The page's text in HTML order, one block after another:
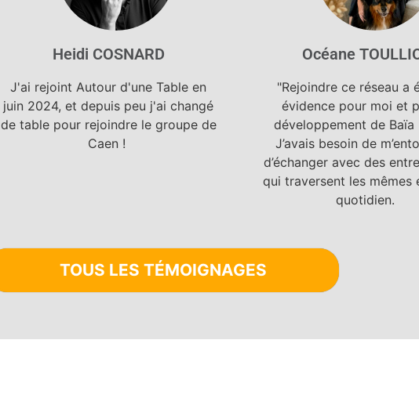
Heidi COSNARD
J'ai rejoint Autour d'une Table en
juin 2024, et depuis peu j'ai changé
de table pour rejoindre le groupe de
Caen !
Océane
"Rejoindre ce réseau a
évidence pour moi et
développement de
J’avais besoin de
d’échanger avec des
qui traversent les mêmes
quotidien.
TOUS LES TÉMOIGNAGES